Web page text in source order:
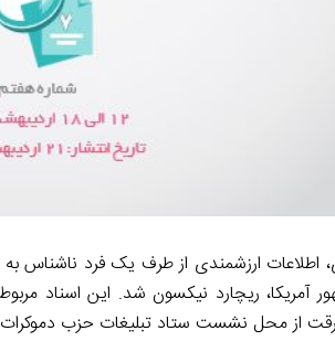
میلادی، اطلاعات ارزشمندی از طرف یک فرد
آمریکا، ریچارد نیکسون شد. این اسناد
از محل نشست ستاد تبلیغات حزب دموکرات